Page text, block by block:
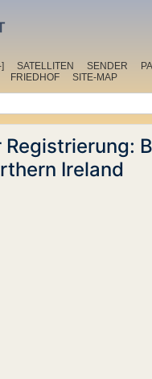
] SATELLITEN SENDER
FRIEDHOF SITE-MAP
Ireland